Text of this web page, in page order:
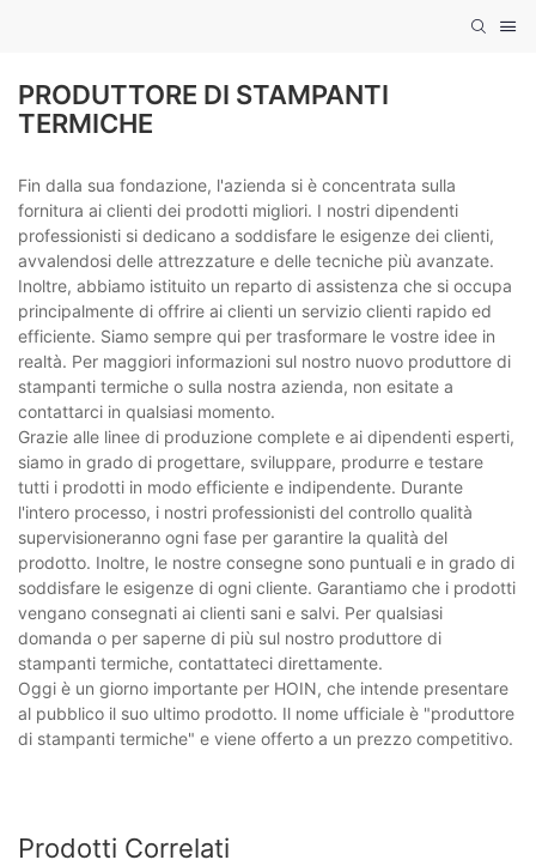
PRODUTTORE DI STAMPANTI
TERMICHE
Fin dalla sua fondazione, l'azienda si è concentrata sulla
fornitura ai clienti dei prodotti migliori. I nostri dipendenti
professionisti si dedicano a soddisfare le esigenze dei clienti,
avvalendosi delle attrezzature e delle tecniche più avanzate.
Inoltre, abbiamo istituito un reparto di assistenza che si occupa
principalmente di offrire ai clienti un servizio clienti rapido ed
efficiente. Siamo sempre qui per trasformare le vostre idee in
realtà. Per maggiori informazioni sul nostro nuovo produttore di
stampanti termiche o sulla nostra azienda, non esitate a
contattarci in qualsiasi momento.
Grazie alle linee di produzione complete e ai dipendenti esperti,
siamo in grado di progettare, sviluppare, produrre e testare
tutti i prodotti in modo efficiente e indipendente. Durante
l'intero processo, i nostri professionisti del controllo qualità
supervisioneranno ogni fase per garantire la qualità del
prodotto. Inoltre, le nostre consegne sono puntuali e in grado di
soddisfare le esigenze di ogni cliente. Garantiamo che i prodotti
vengano consegnati ai clienti sani e salvi. Per qualsiasi
domanda o per saperne di più sul nostro produttore di
stampanti termiche, contattateci direttamente.
Oggi è un giorno importante per HOIN, che intende presentare
al pubblico il suo ultimo prodotto. Il nome ufficiale è "produttore
di stampanti termiche" e viene offerto a un prezzo competitivo.
Prodotti Correlati